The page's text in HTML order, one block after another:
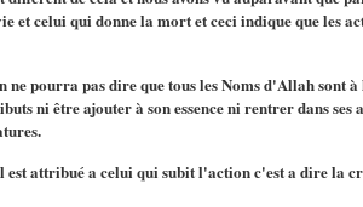
et celui qui donne la mort et ceci indique que les
pourra pas dire que tous les Noms d'Allah sont
ni être ajouter à son essence ni rentrer dans ses
attribué a celui qui subit l'action c'est a dire la